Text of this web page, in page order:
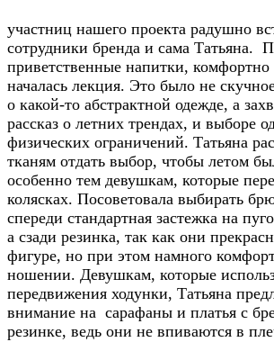
участниц нашего проекта радушно
сотрудники бренда и сама Татьяна.
приветственные напитки, комфортно
началась лекция. Это было не
о какой-то абстрактной одежде, а
рассказ о летних трендах, и выборе
физических ограничений. Татьяна
тканям отдать выбор, чтобы летом
особенно тем девушкам, которые
колясках. Посоветовала выбирать
спереди стандартная застежка на
а сзади резинка, так как они
фигуре, но при этом намного
ношении. Девушкам, которые
передвижения ходунки, Татьяна
внимание на сарафаны и платья с
резинке, ведь они не впиваются в